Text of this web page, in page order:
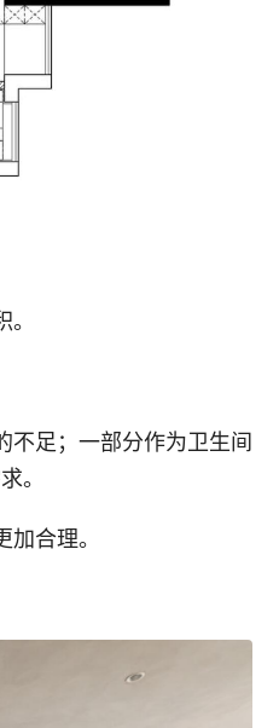
不足；一部分作为卫生间
。
合理。